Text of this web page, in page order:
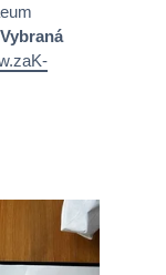
Vybraná